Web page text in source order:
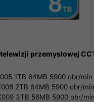
przemysłowej
1TB 64MB 5900 obr/min
2TB 64MB 5900 obr/min
3TB 56MB 5900 obr/